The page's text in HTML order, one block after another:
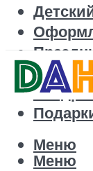
Меню
Меню